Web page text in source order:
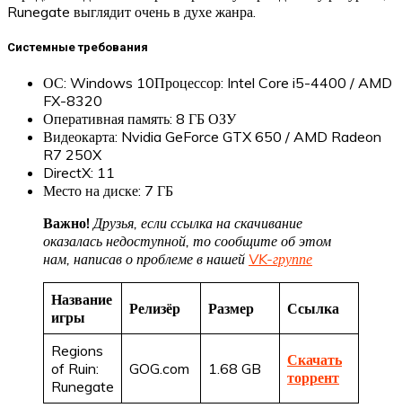
Runegate выглядит очень в духе жанра.
Системные требования
ОС: Windows 10Процессор: Intel Core i5-4400 / AMD
FX-8320
Оперативная память: 8 ГБ ОЗУ
Видеокарта: Nvidia GeForce GTX 650 / AMD Radeon
R7 250X
DirectX: 11
Место на диске: 7 ГБ
Важно! Друзья, если ссылка на скачивание
оказалась недоступной, то сообщите об этом
нам, написав о проблеме в нашей VK-группе
Название
игры
Релизёр Размер Ссылка
Regions
of Ruin:
Runegate
GOG.com 1.68 GB
Скачать
торрент